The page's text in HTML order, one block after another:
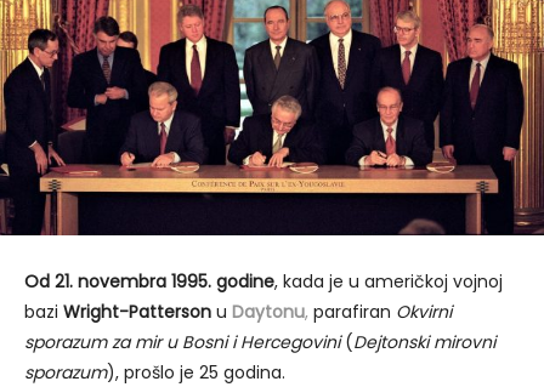
Od 21. novembra 1995. godine, kada je u američkoj vojnoj
bazi Wright-Patterson u Daytonu, parafiran Okvirni
sporazum za mir u Bosni i Hercegovini(Dejtonski mirovni
sporazum), prošlo je 25 godina.